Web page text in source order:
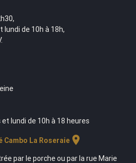
lundi de 10h à 18h,
lundi de 10h à 18 heures
Cambo La Roseraielocation_on
par le porche ou par la rue Marie